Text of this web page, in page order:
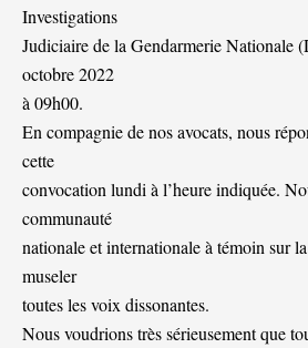
Investigations
Judiciaire de la Gendarmerie Nationale
octobre 2022
à 09h00.
En compagnie de nos avocats, nous
cette
convocation lundi à l’heure indiquée.
communauté
nationale et internationale à témoin sur
museler
toutes les voix dissonantes.
Nous voudrions très sérieusement que